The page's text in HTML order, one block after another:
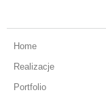
Home
Realizacje
Portfolio